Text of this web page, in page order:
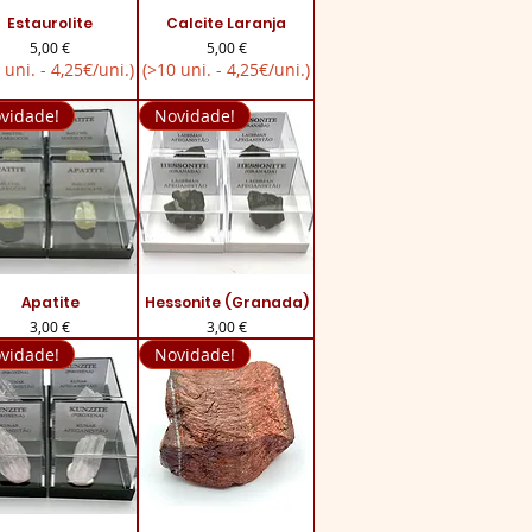
rápida
Estaurolite
Preço
5,00 €
uni. - 4,25€/uni.)
Visualização rápida
Calcite Laranja
Preço
5,00 €
(>10 uni. - 4,25€/uni.)
rápida
Apatite
Preço
3,00 €
Visualização rápida
Novidade!
Hessonite (Granada)
Preço
3,00 €
Novidade!